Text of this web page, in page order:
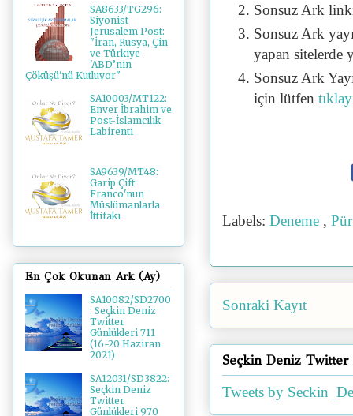
Sonsuz Ark
Sonsuz Ark
yapan sitelerde
Sonsuz Ark
için lütfen
Labels: Deneme ,
Sonraki Kayıt
Seçkin Deniz Twitter
Tweets by
SA8633/TG296:
Siyonist
Jerusalem Post:
"İran, Rusya, Çin
ve Türkiye
'ABD’nin
Çöküşü'nü Kutluyor"
SA10003/MT122:
Enver İbrahim ve
Post-İslamcılık
Labirenti
SA9639/MT48:
Garip Çift:
Franco'nun
Müslümanlarla
İttifakı
En Çok Okunan Ark (Ay)
SA10082/SD2700
: Seçkin Deniz
Twitter
Günlükleri 711
(16-20 Haziran
2021)
SA12031/SD3822:
Seçkin Deniz
Twitter
Günlükleri 970